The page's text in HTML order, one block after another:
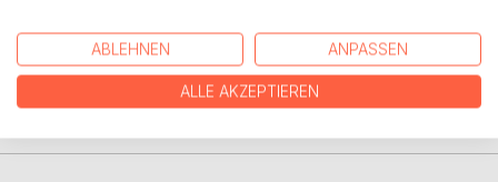
PRESSESTIMMEN
ABLEHNEN ANPASSEN
ALLE AKZEPTIEREN